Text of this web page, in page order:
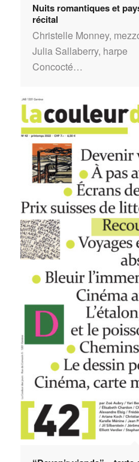
Nuits romantiques et
récital
Christelle Monney,
Julia Sallaberry, harpe
Concocté…